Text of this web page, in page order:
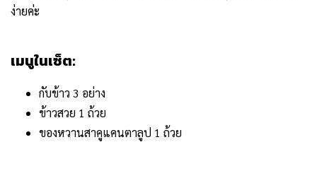
ง่ายค่ะ
เมนูในเซ็ต:
กับข้าว 3 อย่าง
ข้าวสวย 1 ถ้วย
ของหวานสาคูแคนตาลูป 1 ถ้วย